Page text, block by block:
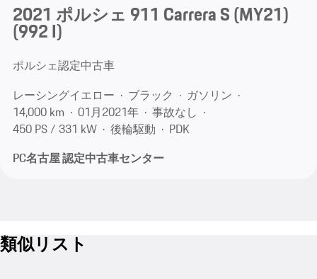
2021 ポルシェ 911 Carrera S (MY21)
(992 I)
ポルシェ認定中古車
レーシングイエロー
ブラック
ガソリン
14,000 km
01月​2021年
事故なし
450 PS / 331 kW
後輪駆動
PDK
PC名古屋 認定中古車センター
類似リスト